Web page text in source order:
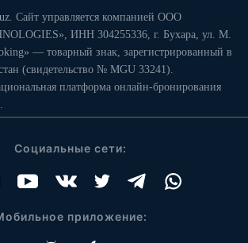
Сайт управляется компанией ООО
ИНН 304255336, г. Бухара, ул. М.
— товарный знак, зарегистрированный в
(свидетельство № MGU 33241).
платформа онлайн-бронирования
Социальные сети:
приложение: